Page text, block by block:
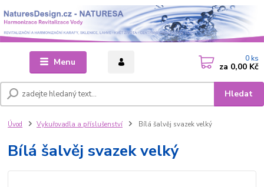
Menu
Hledat
0 ks
za 0,00 Kč
Úvod Vykuřovadla a příslušenství Bílá šalvěj svazek velký
Bílá šalvěj svazek velký